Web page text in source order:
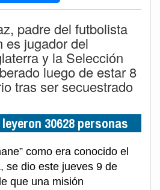
padre del futbolista
es jugador del
y la Selección
luego de estar 8
tras ser secuestrado
30628 personas
como era conocido el
se dio este jueves 9 de
que una misión